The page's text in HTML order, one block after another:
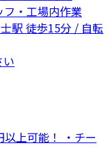
フ・工場内作業
駅 徒歩15分 / 自転
以上可能！ ・チー